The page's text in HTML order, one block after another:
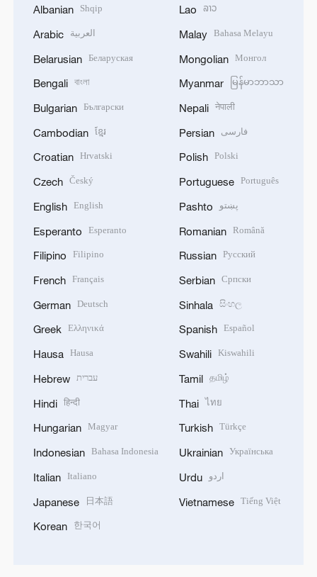
Albanian Shqip
Arabic العربية
Belarusian Беларуская
Bengali বাংলা
Bulgarian Български
Cambodian ខ្មែរ
Croatian Hrvatski
Czech Český
English English
Esperanto Esperanto
Filipino Filipino
French Français
German Deutsch
Greek Ελληνικά
Hausa Hausa
Hebrew עברית
Hindi हिन्दी
Hungarian Magyar
Indonesian Bahasa Indonesia
Italian Italiano
Japanese 日本語
Korean 한국어
Lao ລາວ
Malay Bahasa Melayu
Mongolian Монгол
Myanmar မြန်မာဘာသာ
Nepali नेपाली
Persian فارسی
Polish Polski
Portuguese Português
Pashto پښتو
Romanian Română
Russian Русский
Serbian Српски
Sinhala සිංහල
Spanish Español
Swahili Kiswahili
Tamil தமிழ்
Thai ไทย
Turkish Türkçe
Ukrainian Українська
Urdu اردو
Vietnamese Tiếng Việt